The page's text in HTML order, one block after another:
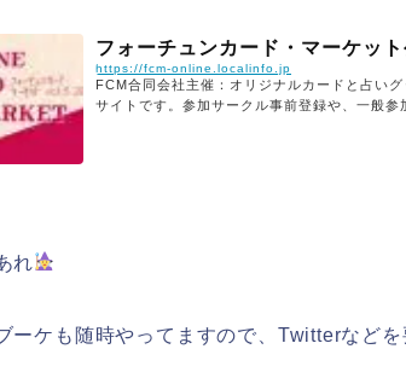
フォーチュンカード・マーケット
https://fcm-online.localinfo.jp
FCM合同会社主催：オリジナルカードと占い
サイトです。参加サークル事前登録や、一般参
れ
ーケも随時やってますので、Twitterなどを